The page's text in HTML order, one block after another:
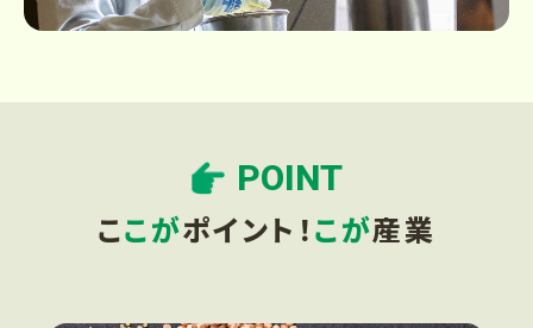
POINT
ここがポイント！こが産業